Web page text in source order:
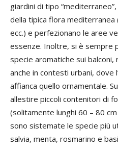
giardini di tipo
della tipica flora
ecc.) e perfezionano le aree
essenze. Inoltre, si è sempre
specie aromatiche sui balconi,
anche in contesti urbani, dove
affianca quello ornamentale.
allestire piccoli contenitori di
(solitamente lunghi 60 – 80
sono sistemate le specie più
salvia, menta, rosmarino e